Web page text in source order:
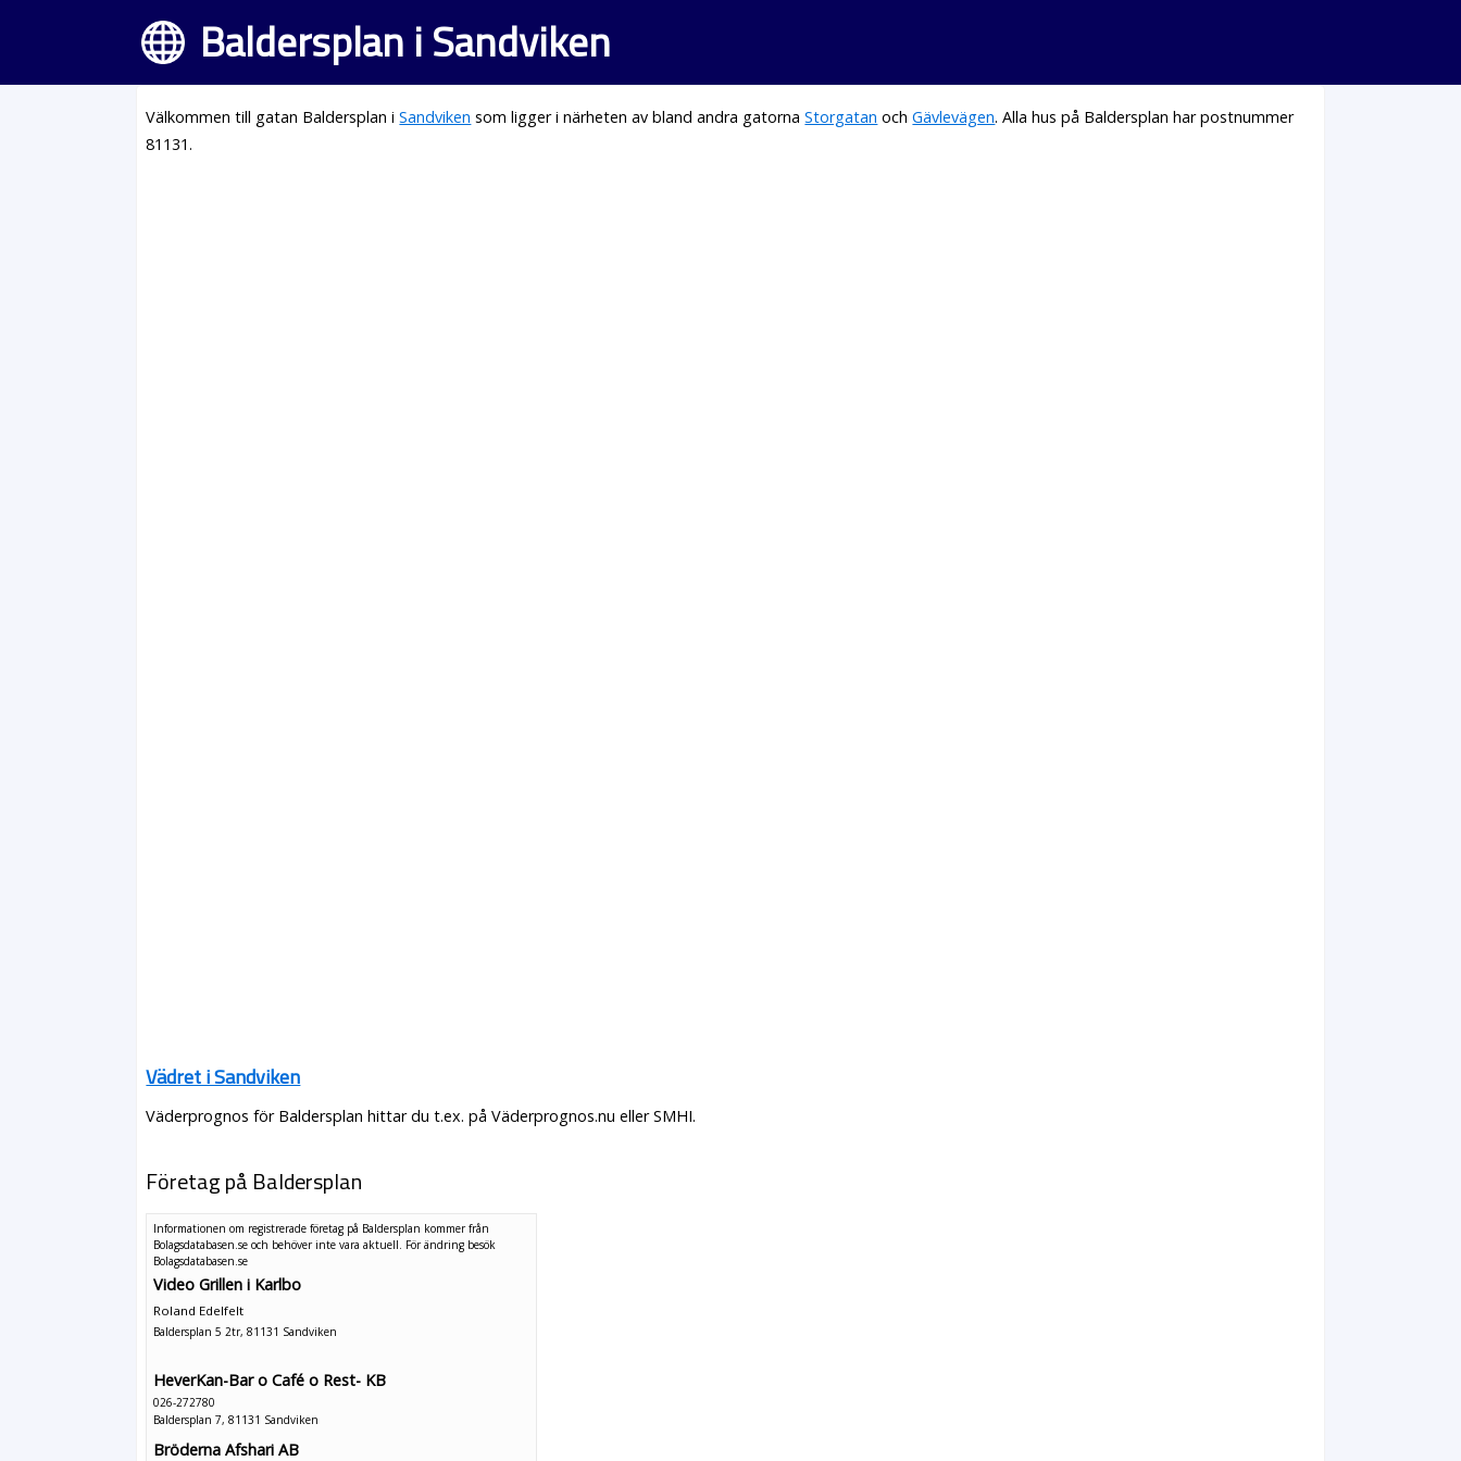
Baldersplan i Sandviken
Välkommen till gatan Baldersplan iSandviken som ligger i närheten av bland andra gatornaStorgatan ochGävlevägen. Alla hus på Baldersplan har postnummer
81131.
Vädret i Sandviken
Väderprognos för Baldersplan hittar du t.ex. på Väderprognos.nu eller SMHI.
Företag på Baldersplan
Informationen om registrerade företag på Baldersplan kommer från
Bolagsdatabasen.se och behöver inte vara aktuell. För ändring besök
Bolagsdatabasen.se
Video Grillen i Karlbo
Roland Edelfelt
Baldersplan 5 2tr, 81131 Sandviken
HeverKan-Bar o Café o Rest- KB
026-272780
Baldersplan 7, 81131 Sandviken
Bröderna Afshari AB